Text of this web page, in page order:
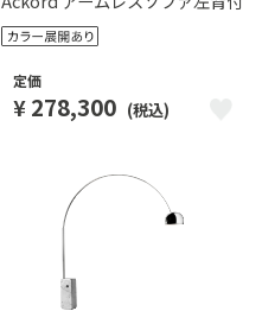
定価
¥278,300 (税込)